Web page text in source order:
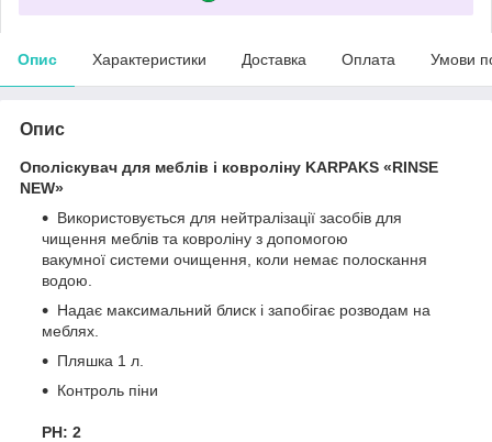
Опис Характеристики Доставка Оплата Умови
Опис
Ополіскувач для меблів і ковроліну KARPAKS «RINSE
NEW»
Використовується для нейтралізації засобів для
чищення меблів та ковроліну з допомогою
вакумної системи очищення, коли немає полоскання
водою.
Надає максимальний блиск і запобігає розводам на
меблях.
Пляшка 1 л.
Контроль піни
PH: 2